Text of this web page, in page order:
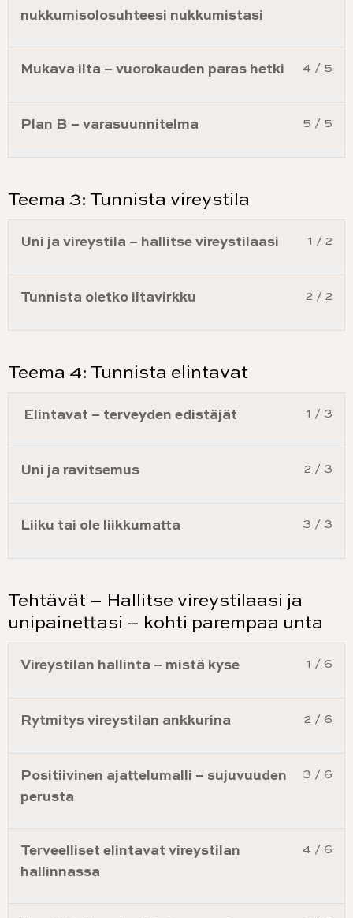
nukkumisolosuhteesi nukkumistasi
4 / 5
Mukava ilta – vuorokauden paras hetki
5 / 5
Plan B – varasuunnitelma
Teema 3: Tunnista vireystila
1 / 2
Uni ja vireystila – hallitse vireystilaasi
2 / 2
Tunnista oletko iltavirkku
Teema 4: Tunnista elintavat
1 / 3
Elintavat – terveyden edistäjät
2 / 3
Uni ja ravitsemus
3 / 3
Liiku tai ole liikkumatta
Tehtävät – Hallitse vireystilaasi ja
unipainettasi – kohti parempaa unta
1 / 6
Vireystilan hallinta – mistä kyse
2 / 6
Rytmitys vireystilan ankkurina
3 / 6
Positiivinen ajattelumalli – sujuvuuden
perusta
4 / 6
Terveelliset elintavat vireystilan
hallinnassa